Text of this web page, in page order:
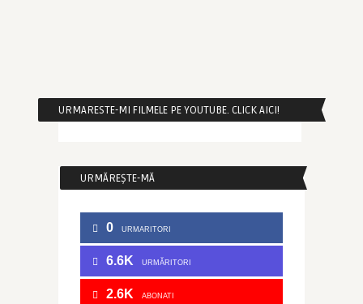
URMARESTE-MI FILMELE PE YOUTUBE. CLICK AICI!
URMĂREȘTE-MĂ
0 URMARITORI
6.6K URMĂRITORI
2.6K ABONATI